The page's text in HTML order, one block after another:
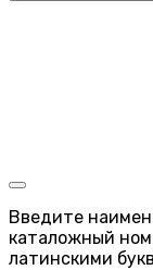
Введите
каталожный
латинскими